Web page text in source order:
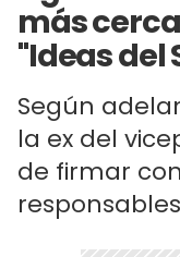
más
"Ideas del
Según
la ex del
de firmar